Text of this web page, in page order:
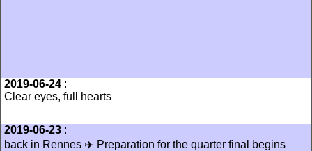
2019-06-24 :
Clear eyes, full hearts
2019-06-23 :
back in Rennes ✈️ Preparation for the quarter final begins